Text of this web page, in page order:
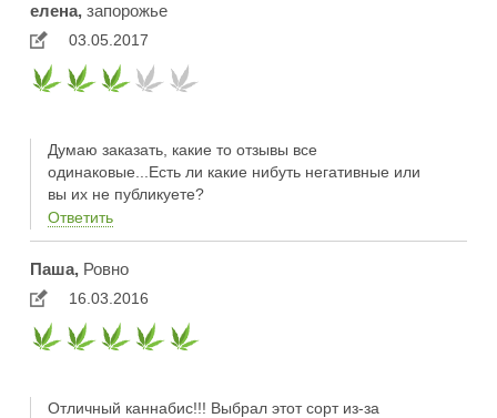
елена,запорожье
03.05.2017
Думаю заказать, какие то отзывы все
одинаковые...Есть ли какие нибуть негативные или
вы их не публикуете?
Ответить
Паша,Ровно
16.03.2016
Отличный каннабис!!! Выбрал этот сорт из-за